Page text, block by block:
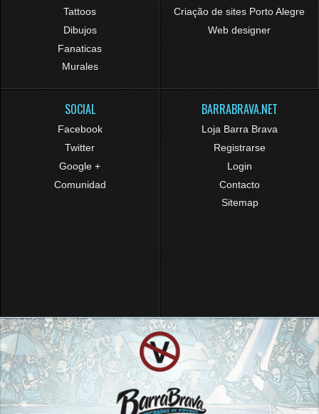
Tattoos
Dibujos
Fanaticas
Murales
Criação de sites Porto Alegre
Web designer
SOCIAL
Facebook
Twitter
Google +
Comunidad
BARRABRAVA.NET
Loja Barra Brava
Registrarse
Login
Contacto
Sitemap